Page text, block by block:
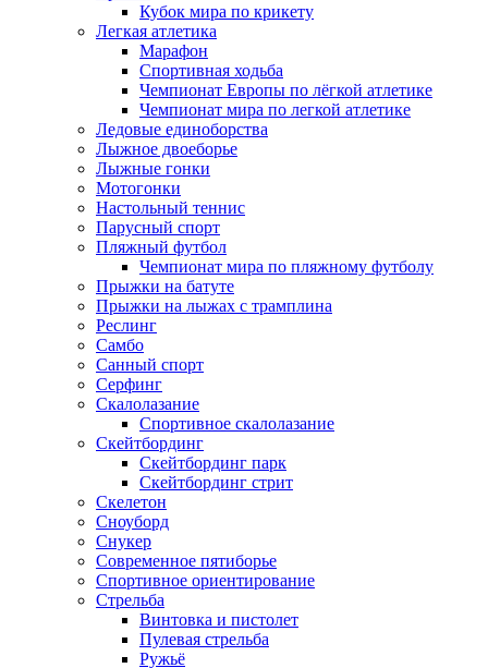
Кубок мира по крикету
Легкая атлетика
Марафон
Спортивная ходьба
Чемпионат Европы по лёгкой атлетике
Чемпионат мира по легкой атлетике
Ледовые единоборства
Лыжное двоеборье
Лыжные гонки
Мотогонки
Настольный теннис
Парусный спорт
Пляжный футбол
Чемпионат мира по пляжному футболу
Прыжки на батуте
Прыжки на лыжах с трамплина
Реслинг
Самбо
Санный спорт
Серфинг
Скалолазание
Спортивное скалолазание
Скейтбординг
Скейтбординг парк
Скейтбординг стрит
Скелетон
Сноуборд
Снукер
Современное пятиборье
Спортивное ориентирование
Стрельба
Винтовка и пистолет
Пулевая стрельба
Ружьё